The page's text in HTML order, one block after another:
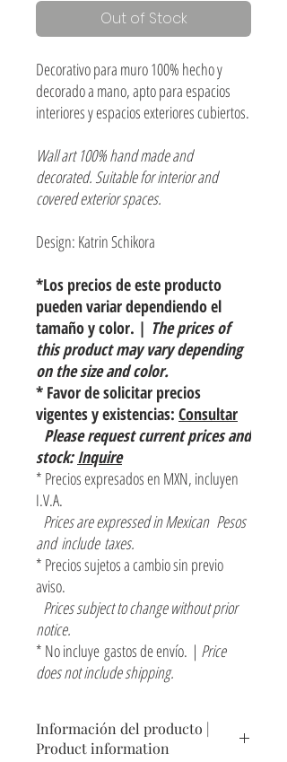
Out of Stock
Decorativo para muro 100% hecho y
decorado a mano, apto para espacios
interiores y espacios exteriores cubiertos.
Wall art 100% hand made and
decorated. Suitable for interior and
covered exterior spaces.
Design: Katrin Schikora
*Los precios de este producto
pueden variar dependiendo el
tamaño y color. | The prices of
this product may vary depending
on the size and color.
* Favor de solicitar precios
vigentes y existencias: Consultar
Please request current prices and
stock:Inquire
* Precios expresados en MXN, incluyen
I.V.A.
Prices are expressed in Mexican Pesos
and include taxes.
* Precios sujetos a cambio sin previo
aviso.
Prices subject to change without prior
notice.
* No incluye gastos de envío. | Price
does not include shipping.
Información del producto |
Product information